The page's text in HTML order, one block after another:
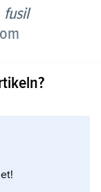
fusil